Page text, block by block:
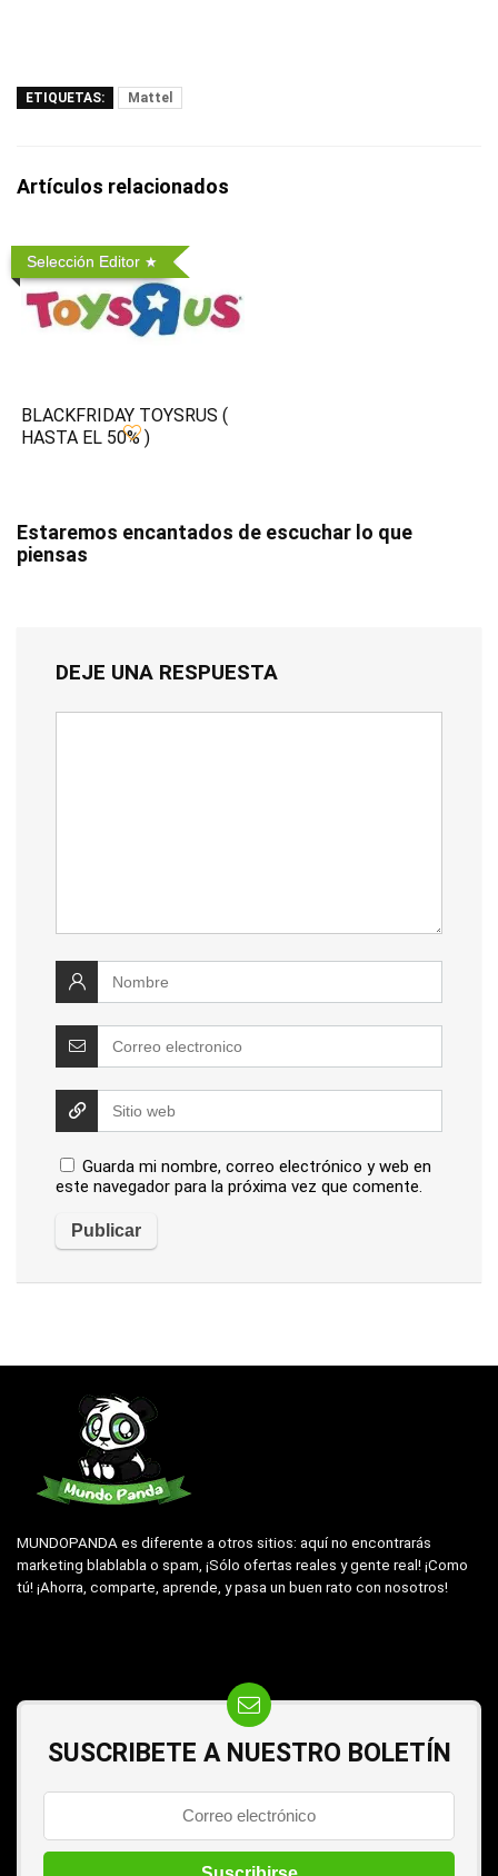
ETIQUETAS: Mattel
Artículos relacionados
Selección Editor
BLACKFRIDAY TOYSRUS (
HASTA EL 50% )
Estaremos encantados de escuchar lo que
piensas
DEJE UNA RESPUESTA
Guarda mi nombre, correo electrónico y web en
este navegador para la próxima vez que comente.
MUNDOPANDA es diferente a otros sitios: aquí no encontrarás
marketing blablabla o spam, ¡Sólo ofertas reales y gente real! ¡Como
tú! ¡Ahorra, comparte, aprende, y pasa un buen rato con nosotros!
SUSCRIBETE A NUESTRO BOLETÍN